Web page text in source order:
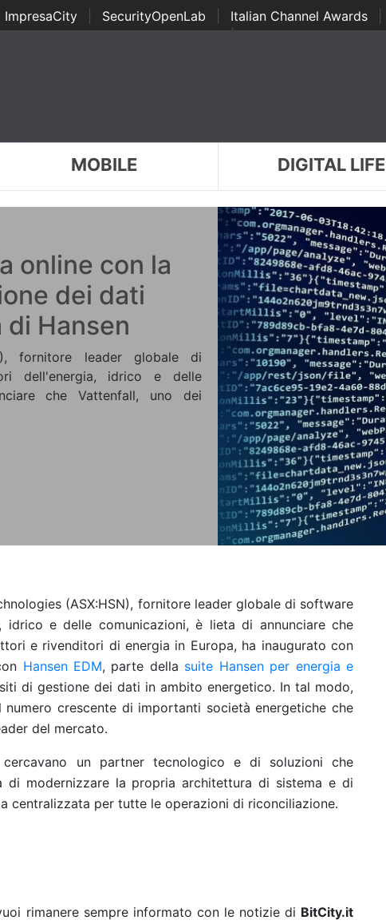
ImpresaCity SecurityOpenLab Italian Channel Awards
Awards | ...
MOBILE DIGITAL LIFE
online con la
dei dati
Hansen
fornitore leader globale di
dell'energia, idrico e delle
che Vattenfall, uno dei
(ASX:HSN), fornitore leader globale di software
e delle comunicazioni, è lieta di annunciare che
e rivenditori di energia in Europa, ha inaugurato con
Hansen EDM, parte della suite Hansen per energia e
di gestione dei dati in ambito energetico. In tal modo,
crescente di importanti società energetiche che
del mercato.
un partner tecnologico e di soluzioni che
di modernizzare la propria architettura di sistema e di
centralizzata per tutte le operazioni di riconciliazione.
rimanere sempre informato con le notizie di BitCity.it